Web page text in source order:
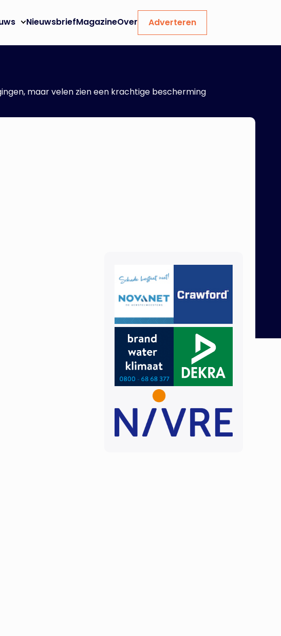
NieuwsbriefMagazineOver Adverteren
maar velen zien een krachtige bescherming